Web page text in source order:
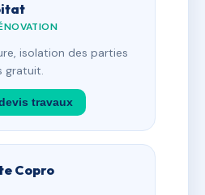
isolation des parties
gratuit.
travaux
Copro